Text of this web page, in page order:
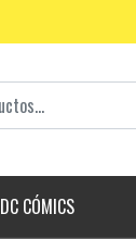
DC CÓMICS